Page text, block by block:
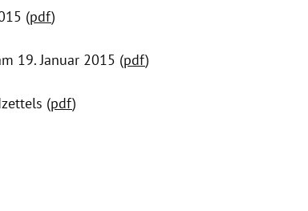
(pdf)
19. Januar 2015 (pdf)
(pdf)